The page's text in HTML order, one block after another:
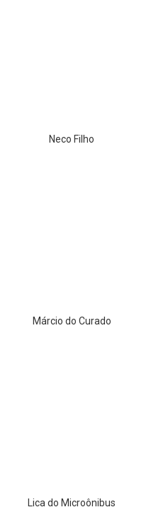
Neco Filho
Márcio do Curado
Lica do Microônibus